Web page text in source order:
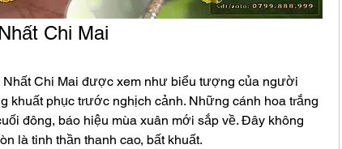
Chi Mai
Nhất Chi Mai được xem như biểu tượng của người
khuất phục trước nghịch cảnh. Những cánh hoa trắng
đông, báo hiệu mùa xuân mới sắp về. Đây không
là tinh thần thanh cao, bất khuất.